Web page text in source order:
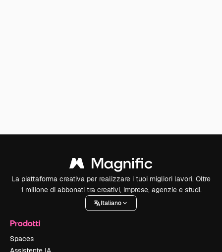
La piattaforma creativa per realizzare i tuoi migliori lavori. Oltre
1 milione di abbonati tra creativi, imprese, agenzie e studi.
Italiano
Prodotti
Spaces